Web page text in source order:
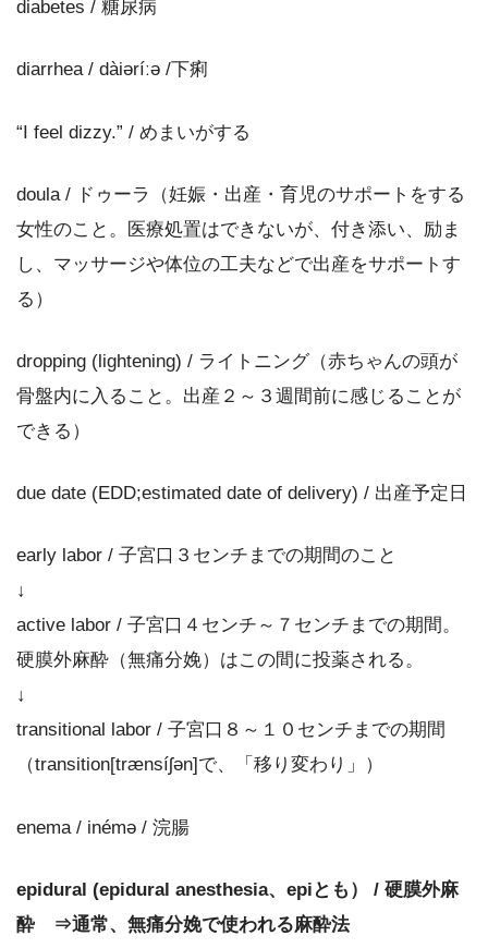
diabetes / 糖尿病
diarrhea / dàiəríːə /下痢
“I feel dizzy.” / めまいがする
doula / ドゥーラ（妊娠・出産・育児のサポートをする
女性のこと。医療処置はできないが、付き添い、励ま
し、マッサージや体位の工夫などで出産をサポートす
る）
dropping (lightening) / ライトニング（赤ちゃんの頭が
骨盤内に入ること。出産２～３週間前に感じることが
できる）
due date (EDD;estimated date of delivery) / 出産予定日
early labor / 子宮口３センチまでの期間のこと
↓
active labor / 子宮口４センチ～７センチまでの期間。
硬膜外麻酔（無痛分娩）はこの間に投薬される。
↓
transitional labor / 子宮口８～１０センチまでの期間
（transition[trænsíʃən]で、「移り変わり」）
enema / inémə / 浣腸
epidural (epidural anesthesia、epiとも） / 硬膜外麻
酔 ⇒通常、無痛分娩で使われる麻酔法